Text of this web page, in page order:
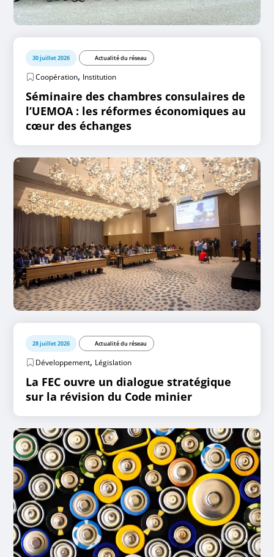
30 juillet 2026 Actualité du réseau
Coopération, Institution
Séminaire des chambres consulaires de
l’UEMOA : les réformes économiques au
cœur des échanges
28 juillet 2026 Actualité du réseau
Développement, Législation
La FEC ouvre un dialogue stratégique
sur la révision du Code minier